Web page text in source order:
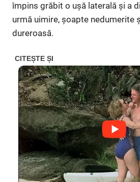
împins grăbit o ușă laterală și a
urmă uimire, șoapte nedumerite
dureroasă.